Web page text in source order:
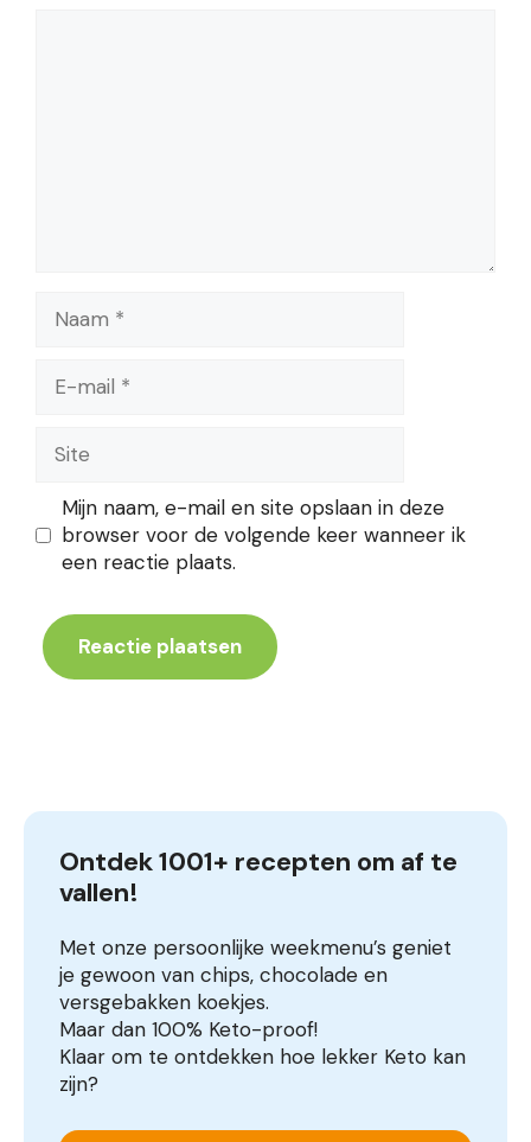
mail
Mijn naam, e-mail en site opslaan in deze
browser voor de volgende keer wanneer ik
een reactie plaats.
Ontdek 1001+ recepten om af te
vallen!
Met onze persoonlijke weekmenu’s geniet
je gewoon van chips, chocolade en
versgebakken koekjes.
Maar dan 100% Keto-proof!
Klaar om te ontdekken hoe lekker Keto kan
zijn?